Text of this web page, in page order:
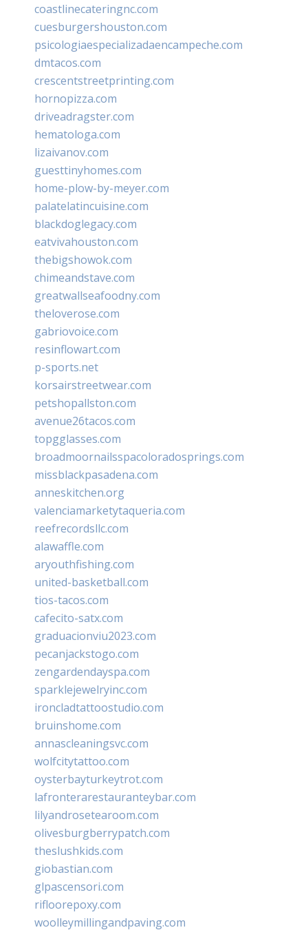
coastlinecateringnc.com
cuesburgershouston.com
psicologiaespecializadaencampeche.com
dmtacos.com
crescentstreetprinting.com
hornopizza.com
driveadragster.com
hematologa.com
lizaivanov.com
guesttinyhomes.com
home-plow-by-meyer.com
palatelatincuisine.com
blackdoglegacy.com
eatvivahouston.com
thebigshowok.com
chimeandstave.com
greatwallseafoodny.com
theloverose.com
gabriovoice.com
resinflowart.com
p-sports.net
korsairstreetwear.com
petshopallston.com
avenue26tacos.com
topgglasses.com
broadmoornailsspacoloradosprings.com
missblackpasadena.com
anneskitchen.org
valenciamarketytaqueria.com
reefrecordsllc.com
alawaffle.com
aryouthfishing.com
united-basketball.com
tios-tacos.com
cafecito-satx.com
graduacionviu2023.com
pecanjackstogo.com
zengardendayspa.com
sparklejewelryinc.com
ironcladtattoostudio.com
bruinshome.com
annascleaningsvc.com
wolfcitytattoo.com
oysterbayturkeytrot.com
lafronterarestauranteybar.com
lilyandrosetearoom.com
olivesburgberrypatch.com
theslushkids.com
giobastian.com
glpascensori.com
rifloorepoxy.com
woolleymillingandpaving.com